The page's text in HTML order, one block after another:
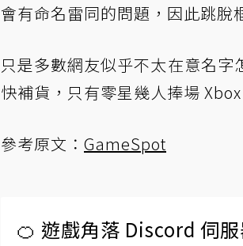
會有命名雷同的問題，因此跳脫
只是多數網友似乎不太在意名
快補貨，只有零星幾人捧場
參考原文： GameSpot
🍊 遊戲角落 Discord 伺